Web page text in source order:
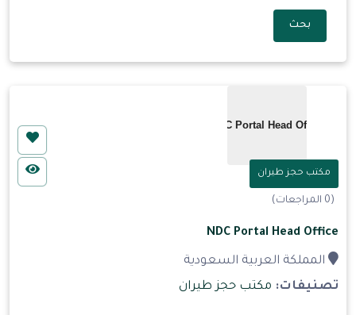
بحث
مكتب حجز طيران
(0 المراجعات)
NDC Portal Head Office
المملكة العربية السعودية
تصنيفات: مكتب حجز طيران